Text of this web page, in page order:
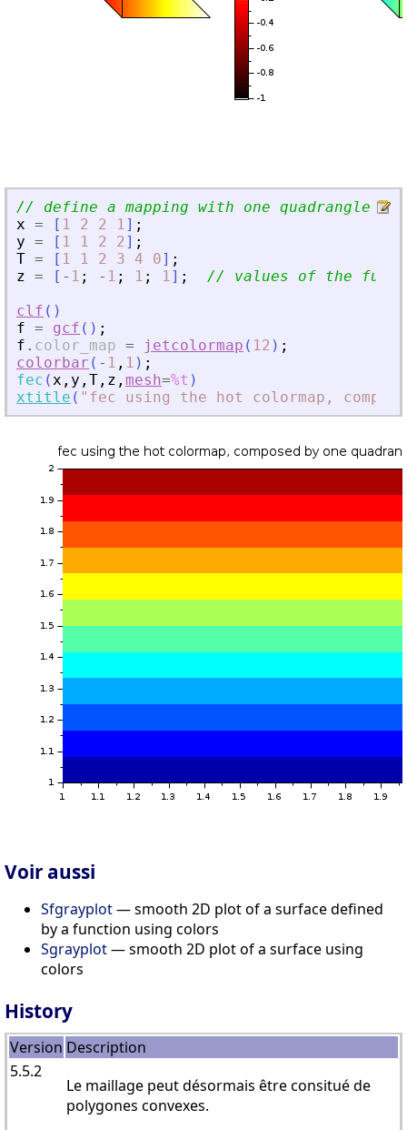
// define a mapping with one quadrangle
x = [ 1 2 2 1] ;
y = [ 1 1 2 2] ;
T = [ 1 1 2 3 4 0] ;
z = [ - 1 ; - 1 ; 1 ; 1] ;
// values of the func
clf ( )
f = gcf ( ) ;
f . color_map = jetcolormap ( 12 ) ;
colorbar ( - 1 , 1 ) ;
fec (x , y , T , z , mesh=%t )
xtitle ( " fec using the hot colormap,
Voir aussi
Sfgrayplot— smooth 2D plot of a surface defined
by a function using colors
Sgrayplot— smooth 2D plot of a surface using
colors
History
Version Description
5.5.2
Le maillage peut désormais être consitué de
polygones convexes.